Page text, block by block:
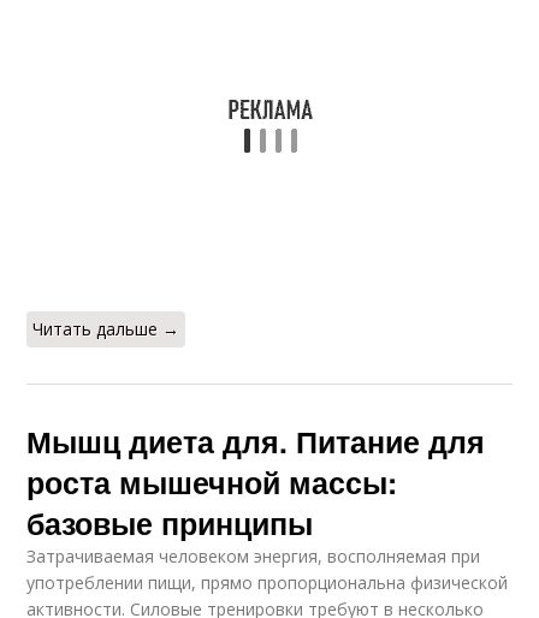
Читать дальше →
Мышц диета для. Питание для
роста мышечной массы:
базовые принципы
Затрачиваемая человеком энергия, восполняемая при
употреблении пищи, прямо пропорциональна физической
активности. Силовые тренировки требуют в несколько